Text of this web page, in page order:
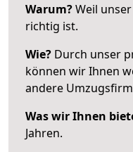
Warum?Weil
richtig ist.
Wie? Durch unser
können wir Ihnen
andere
Was wir Ihnen
Jahren.